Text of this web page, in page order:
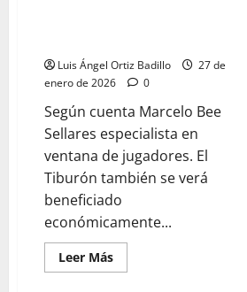
Luis Ángel Ortiz Badillo
27 de
enero de 2026
0
Según cuenta Marcelo Bee
Sellares especialista en
ventana de jugadores. El
Tiburón también se verá
beneficiado
económicamente...
Leer Más